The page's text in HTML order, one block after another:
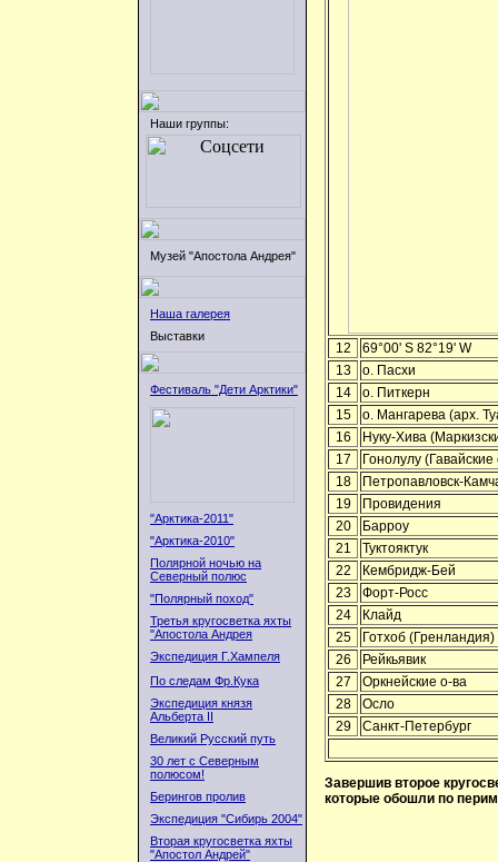
Наши группы:
Музей "Апостола Андрея"
Наша галерея
Выставки
Фестиваль "Дети Арктики"
"Арктика-2011"
"Арктика-2010"
Полярной ночью на
Северный полюс
"Полярный поход"
Третья кругосветка яхты
"Апостола Андрея
Экспедиция Г.Хампеля
По следам Фр.Кука
Экспедиция князя
Альберта II
Великий Русский путь
30 лет с Северным
полюсом!
Берингов пролив
Экспедиция "Сибирь 2004"
Вторая кругосветка яхты
"Апостол Андрей"
12
69°00' S 82°19' W
13
о. Пасхи
14
о. Питкерн
15
о. Мангарева (арх.
16
Нуку-Хива
17
Гонолулу (Гавайские
18
Петропавловск-
19
Провидения
20
Барроу
21
Туктояктук
22
Кембридж-Бей
23
Форт-Росс
24
Клайд
25
Готхоб (Гренландия)
26
Рейкьявик
27
Оркнейские о-ва
28
Осло
29
Санкт-Петербург
Завершив второе
которые обошли по